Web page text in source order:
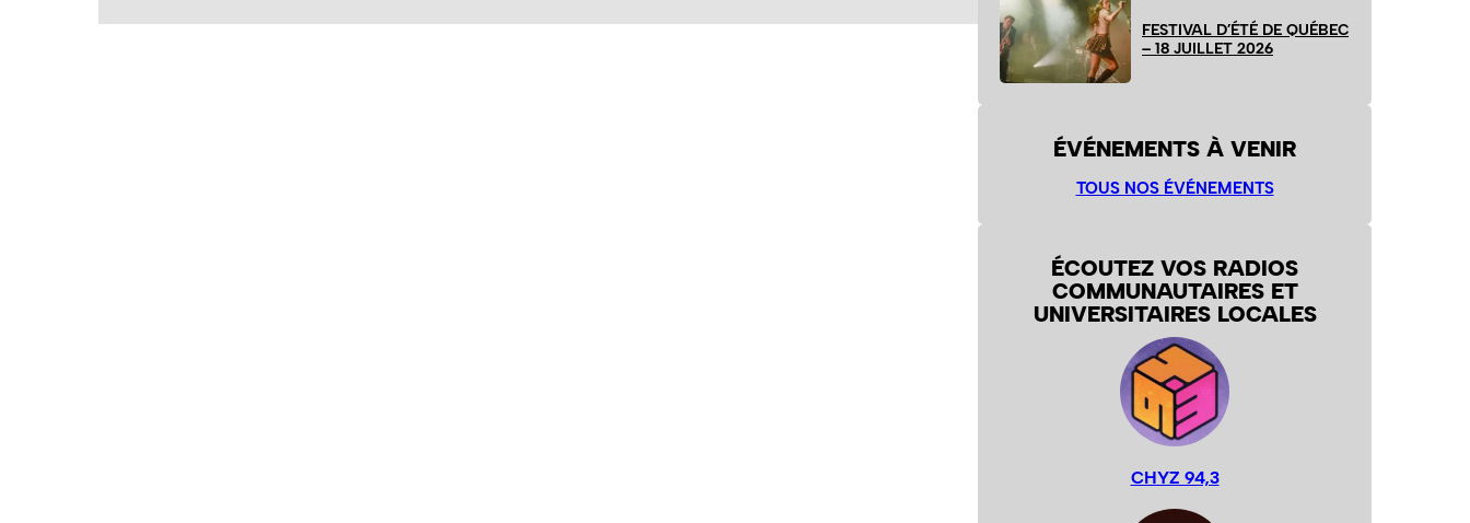
FESTIVAL D’ÉTÉ DE QUÉBEC
– 18 JUILLET 2026
ÉVÉNEMENTS À VENIR
TOUS NOS ÉVÉNEMENTS
ÉCOUTEZ VOS RADIOS
COMMUNAUTAIRES ET
UNIVERSITAIRES LOCALES
CHYZ 94,3